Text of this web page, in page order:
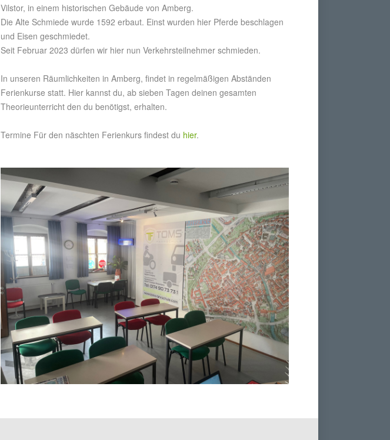
Vilstor, in einem historischen Gebäude von Amberg.
Die Alte Schmiede wurde 1592 erbaut. Einst wurden hier Pferde beschlagen
und Eisen geschmiedet.
Seit Februar 2023 dürfen wir hier nun Verkehrsteilnehmer schmieden.
In unseren Räumlichkeiten in Amberg, findet in regelmäßigen Abständen
Ferienkurse statt. Hier kannst du, ab sieben Tagen deinen gesamten
Theorieunterricht den du benötigst, erhalten.
Termine Für den näschten Ferienkurs findest du hier.